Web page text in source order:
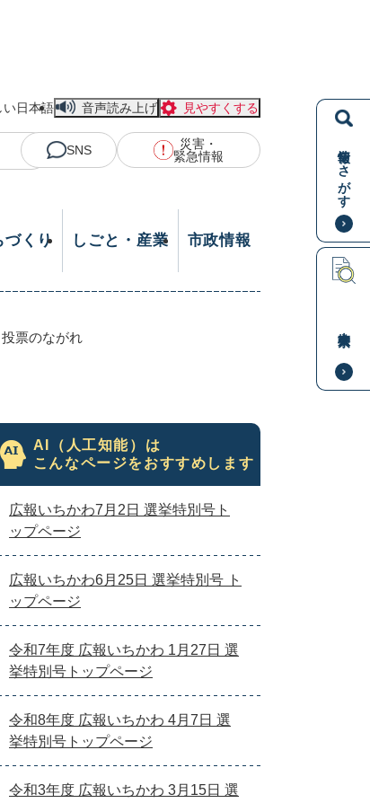
情報をさがす
い日本語 音声読み上げ 見やすくする
SNS
災害・
緊急情報
づくり しごと・産業 市政情報
投票のながれ
AI（人工知能）は
こんなページをおすすめします
広報いちかわ7月2日 選挙特別号ト
ップページ
広報いちかわ6月25日 選挙特別号 ト
ップページ
令和7年度 広報いちかわ 1月27日 選
挙特別号トップページ
令和8年度 広報いちかわ 4月7日 選
挙特別号トップページ
令和3年度 広報いちかわ 3月15日 選